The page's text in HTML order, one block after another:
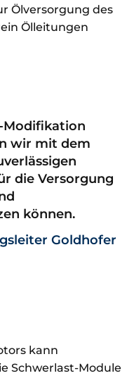
Ölversorgung des
Ölleitungen
Modifikation
wir mit dem
die Versorgung
können.
Goldhofer
kann
Schwerlast-Module